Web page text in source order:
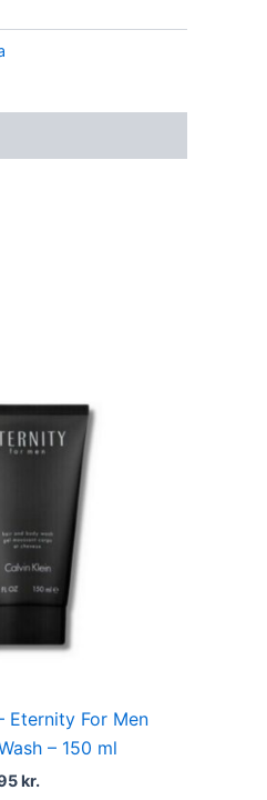
Eternity For Men
– 150 ml
kr..
kr.
price
is:
88,95 kr..